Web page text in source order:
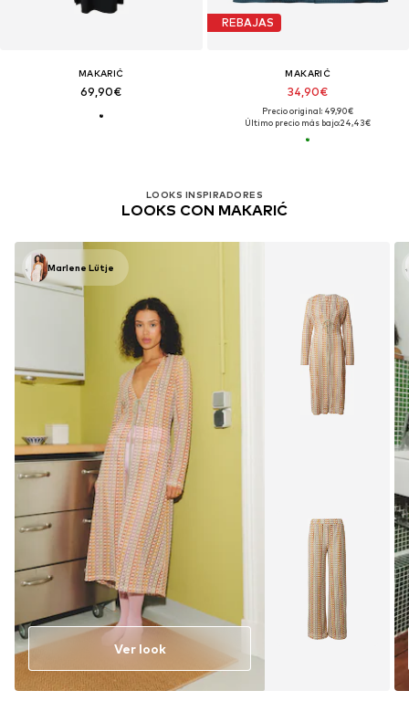
MAKARIĆ
69,90€
REBAJAS
MAKARIĆ
34,90€
Precio original: 49,90€
Último precio más bajo:24,43€
LOOKS INSPIRADORES
LOOKS CON MAKARIĆ
Marlene Lütje
Ver look